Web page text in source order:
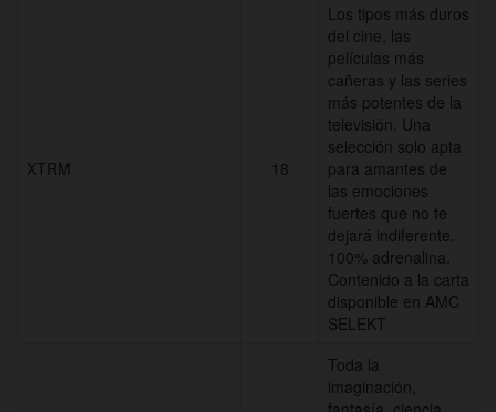
XTRM 18
Los tipos más duros
del cine, las
películas más
cañeras y las series
más potentes de la
televisión. Una
selección solo apta
para amantes de
las emociones
fuertes que no te
dejará indiferente.
100% adrenalina.
Contenido a la carta
disponible en AMC
SELEKT
Toda la
imaginación,